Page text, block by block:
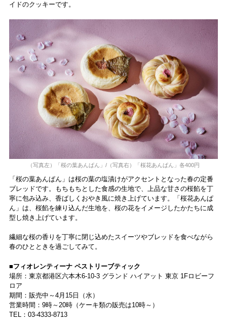
イドのクッキーです。
（写真左）「桜の葉あんぱん」/（写真右）「桜花あんぱん」各400円
「桜の葉あんぱん」は桜の葉の塩漬けがアクセントとなった春の定番
ブレッドです。もちもちとした食感の生地で、上品な甘さの桜餡を丁
寧に包み込み、香ばしくおやき風に焼き上げています。「桜花あんぱ
ん」は、桜餡を練り込んだ生地を、桜の花をイメージしたかたちに成
型し焼き上げています。
繊細な桜の香りを丁寧に閉じ込めたスイーツやブレッドを食べながら
春のひとときを過ごしてみて。
■フィオレンティーナ ペストリーブティック
場所：東京都港区六本木6-10-3 グランド ハイアット 東京 1Fロビーフ
ロア
期間：販売中～4月15日（水）
営業時間：9時～20時（ケーキ類の販売は10時～）
TEL：03-4333-8713